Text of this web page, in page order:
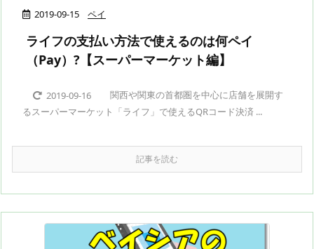
2019-09-15 ペイ
ライフの支払い方法で使えるのは何ペイ
（Pay）?【スーパーマーケット編】
2019-09-16
関西や関東の首都圏を中心に店舗を展開す
るスーパーマーケット「ライフ」で使えるQRコード決済 ...
記事を読む